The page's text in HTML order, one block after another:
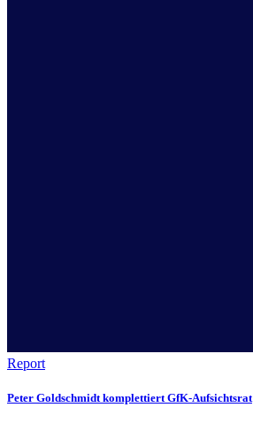
Report
Peter Goldschmidt komplettiert GfK-Aufsichtsrat